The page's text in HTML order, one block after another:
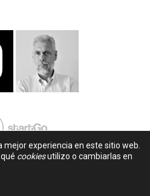
experiencia en este sitio web.
cookiesutilizo o cambiarlas en